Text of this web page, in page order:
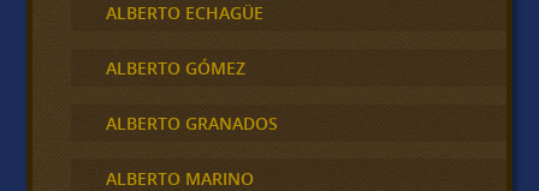
ALBERTO ECHAGÜE
ALBERTO GÓMEZ
ALBERTO GRANADOS
ALBERTO MARINO